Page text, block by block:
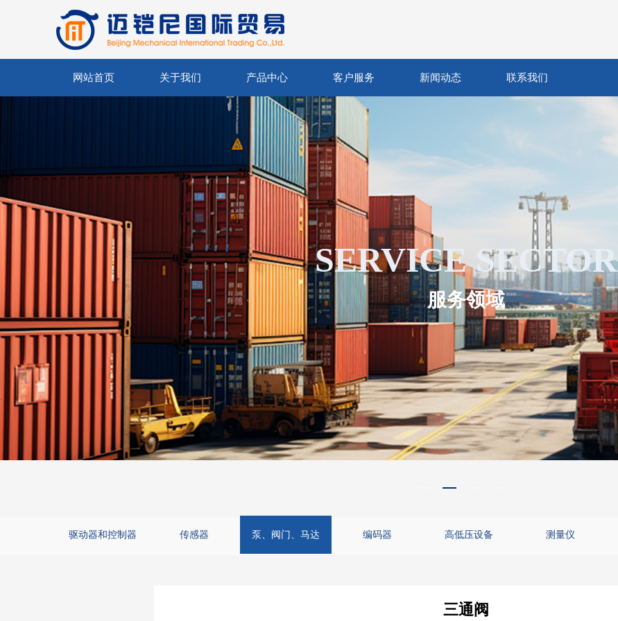
网站首页 关于我们 产品中心 客户服务 新闻动态 联系我们
SERVICE SECTOR
服务领域
驱动器和控制器 传感器 泵、阀门、马达 编码器 高低压设备 测量仪
三通阀